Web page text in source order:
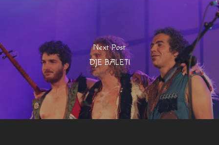
Next Post
DJE BALETI